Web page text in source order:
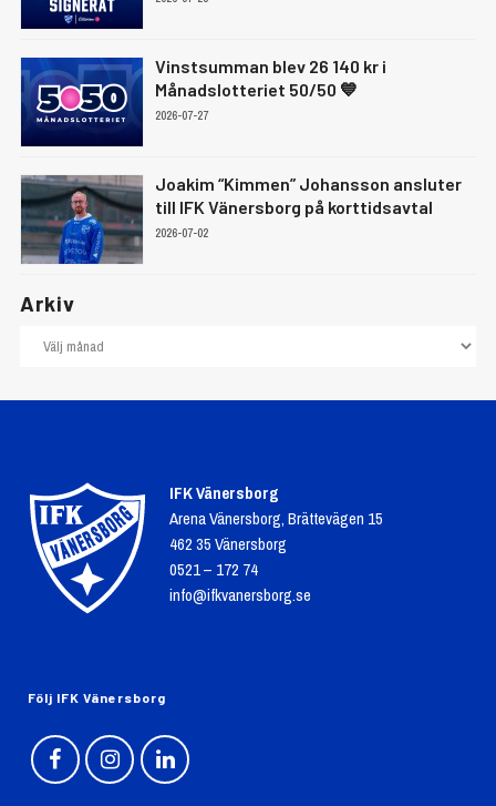
Vinstsumman blev 26 140 kr i
Månadslotteriet 50/50 💙
2026-07-27
Joakim “Kimmen” Johansson ansluter
till IFK Vänersborg på korttidsavtal
2026-07-02
Arkiv
IFK Vänersborg
Arena Vänersborg, Brättevägen 15
462 35 Vänersborg
0521 – 172 74
info@ifkvanersborg.se
Följ IFK Vänersborg